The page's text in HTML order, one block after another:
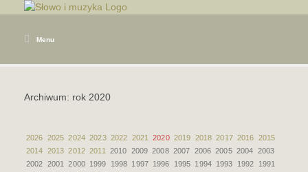
Menu
Archiwum: rok 2020
2026 2025 2024 2023 2022 2021 2020 2019 2018 2017 2016 2015
2014 2013 2012 2011
2010 2009 2008 2007 2006 2005 2004 2003
2002 2001 2000 1999 1998 1997 1996 1995 1994 1993 1992 1991